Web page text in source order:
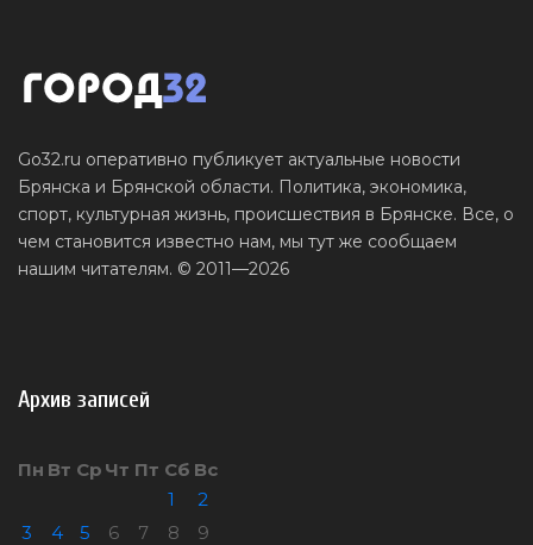
Go32.ru оперативно публикует актуальные новости
Брянска и Брянской области. Политика, экономика,
спорт, культурная жизнь, происшествия в Брянске. Все, о
чем становится известно нам, мы тут же сообщаем
нашим читателям. © 2011—2026
Архив записей
Пн Вт Ср Чт Пт Сб Вс
1
2
3
4 5 6 7 8
9